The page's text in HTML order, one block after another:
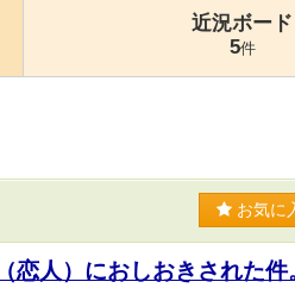
近況ボード
5件
お気に
人）におしおきされた件